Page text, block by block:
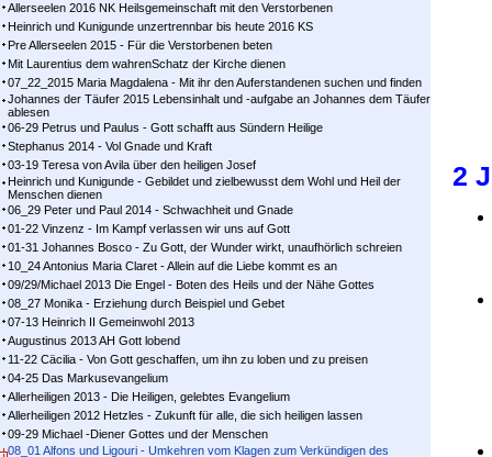
Allerseelen 2016 NK Heilsgemeinschaft mit den Verstorbenen
Heinrich und Kunigunde unzertrennbar bis heute 2016 KS
Pre Allerseelen 2015 - Für die Verstorbenen beten
Mit Laurentius dem wahrenSchatz der Kirche dienen
07_22_2015 Maria Magdalena - Mit ihr den Auferstandenen suchen und finden
Johannes der Täufer 2015 Lebensinhalt und -aufgabe an Johannes dem Täufer
ablesen
06-29 Petrus und Paulus - Gott schafft aus Sündern Heilige
Stephanus 2014 - Vol Gnade und Kraft
03-19 Teresa von Avila über den heiligen Josef
Heinrich und Kunigunde - Gebildet und zielbewusst dem Wohl und Heil der
Menschen dienen
06_29 Peter und Paul 2014 - Schwachheit und Gnade
01-22 Vinzenz - Im Kampf ver­las­sen wir uns auf Gott
01-31 Johannes Bosco - Zu Gott, der Wunder wirkt, unaufhörlich schreien
10_24 Antonius Maria Claret - Allein auf die Liebe kommt es an
09/29/Michael 2013 Die Engel - Boten des Heils und der Nähe Gottes
08_27 Monika - Erziehung durch Beispiel und Gebet
07-13 Heinrich II Gemeinwohl 2013
Augustinus 2013 AH Gott lobend
11-22 Cäcilia - Von Gott geschaffen, um ihn zu loben und zu preisen
04-25 Das Markusevangelium
Allerheiligen 2013 - Die Heiligen, gelebtes Evangelium
Allerheiligen 2012 Hetzles - Zukunft für alle, die sich heiligen lassen
09-29 Michael -Diener Gottes und der Menschen
08_01 Alfons und Ligouri - Umkehren vom Klagen zum Verkündigen des
2